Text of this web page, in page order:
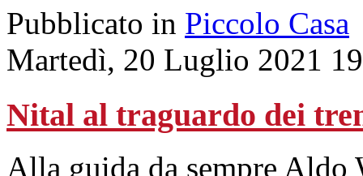
Pubblicato in Piccolo Casa
Martedì, 20 Luglio 2021
Nital al traguardo dei
Alla guida da sempre